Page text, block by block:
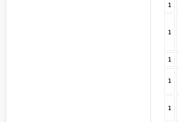
1
1
1
1
1